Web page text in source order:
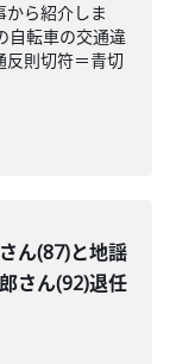
から紹介しま
自転車の交通違
反則切符＝青切
ん(87)と地謡
さん(92)退任